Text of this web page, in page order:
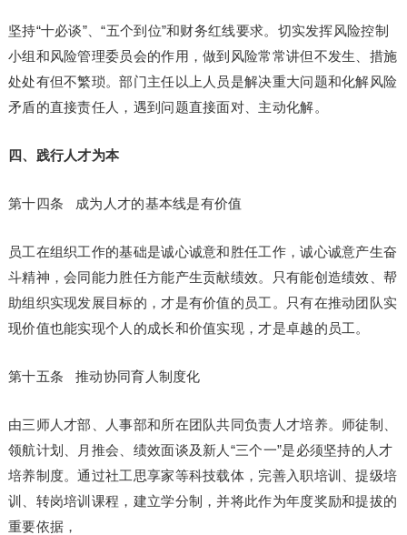
坚持“十必谈”、“五个到位”和财务红线要求。切实发挥风险控制
小组和风险管理委员会的作用，做到风险常常讲但不发生、措施
处处有但不繁琐。部门主任以上人员是解决重大问题和化解风险
矛盾的直接责任人，遇到问题直接面对、主动化解。
四、践行人才为本
第十四条 成为人才的基本线是有价值
员工在组织工作的基础是诚心诚意和胜任工作，诚心诚意产生奋
斗精神，会同能力胜任方能产生贡献绩效。只有能创造绩效、帮
助组织实现发展目标的，才是有价值的员工。只有在推动团队实
现价值也能实现个人的成长和价值实现，才是卓越的员工。
第十五条 推动协同育人制度化
由三师人才部、人事部和所在团队共同负责人才培养。师徒制、
领航计划、月推会、绩效面谈及新人“三个一”是必须坚持的人才
培养制度。通过社工思享家等科技载体，完善入职培训、提级培
训、转岗培训课程，建立学分制，并将此作为年度奖励和提拔的
重要依据，